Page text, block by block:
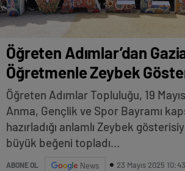
Öğreten Adımlar’dan
Öğretmenle Zeybek
Öğreten Adımlar Topluluğu, 19
Anma, Gençlik ve Spor Bayramı
hazırladığı anlamlı Zeybek
büyük beğeni topladı…
ABONE OL News 23 Mayıs 2025 10:43